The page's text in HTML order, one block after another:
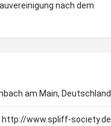
nach dem
am Main, Deutschland
http://www.spliff-society.de